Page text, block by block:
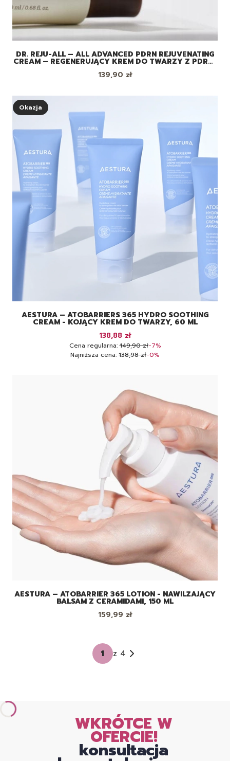
DR. REJU-ALL – ALL ADVANCED PDRN REJUVENATING
CREAM – REGENERUJĄCY KREM DO TWARZY Z PDRN I
KOLAGENEM, 20ML
Cena
139,90 zł
Okazja
AESTURA – ATOBARRIERS 365 HYDRO SOOTHING
CREAM - KOJĄCY KREM DO TWARZY, 60 ML
Cena promocyjna
138,88 zł
Cena regularna: 149,90 zł-7%
Najniższa cena: 138,98 zł-0%
AESTURA – ATOBARRIER 365 LOTION - NAWILŻAJĄCY
BALSAM Z CERAMIDAMI, 150 ML
Cena
159,99 zł
z 4
WKRÓTCE W
OFERCIE!
konsultacja